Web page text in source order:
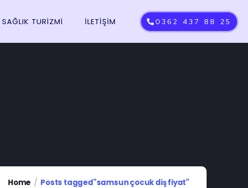
SAĞLIK TURIZMI İLETIŞIM 0362 437 88 25
Home Posts tagged"samsun çocuk diş fiyat"